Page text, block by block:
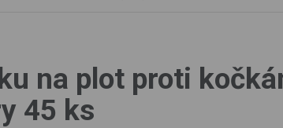
na plot proti
45 ks